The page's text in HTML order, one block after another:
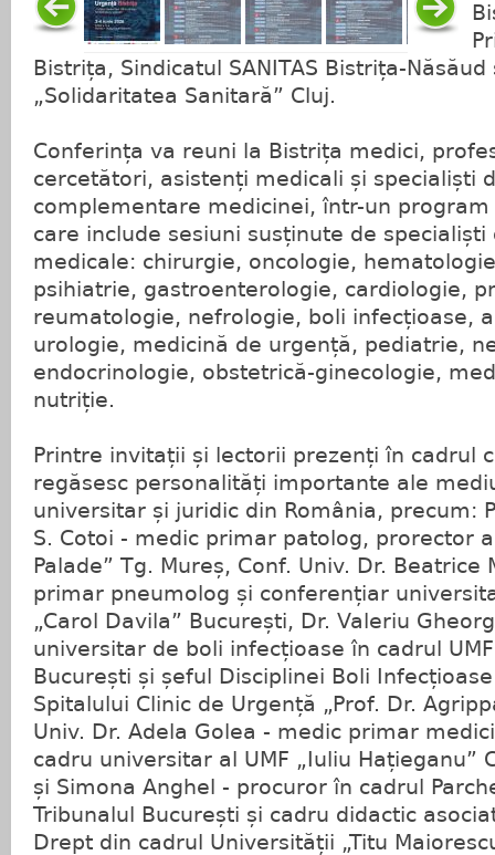
Bistrița, Sindicatul SANITAS Bistrița-
„Solidaritatea Sanitară” Cluj.
Conferința va reuni la Bistrița medici,
cercetători, asistenți medicali și specialiști
complementare medicinei, într-un
care include sesiuni susținute de
medicale: chirurgie, oncologie,
psihiatrie, gastroenterologie, cardiologie,
reumatologie, nefrologie, boli infecțioase,
urologie, medicină de urgență, pediatrie,
endocrinologie, obstetrică-ginecologie,
nutriție.
Printre invitații și lectorii prezenți în cadrul
regăsesc personalități importante ale
universitar și juridic din România, precum:
S. Cotoi - medic primar patolog, prorector al
Palade” Tg. Mureș, Conf. Univ. Dr. Beatrice
primar pneumolog și conferențiar
„Carol Davila” București, Dr. Valeriu
universitar de boli infecțioase în cadrul
București și șeful Disciplinei Boli
Spitalului Clinic de Urgență „Prof. Dr.
Univ. Dr. Adela Golea - medic primar
cadru universitar al UMF „Iuliu Hațieganu”
și Simona Anghel - procuror în cadrul
Tribunalul București și cadru didactic
Drept din cadrul Universității „Titu